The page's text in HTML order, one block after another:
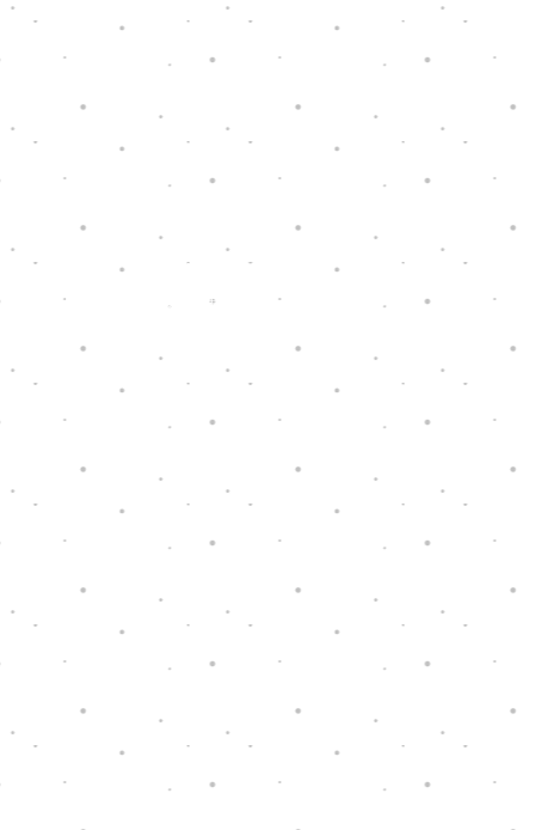
希望之聲為稅務局批准可
根據《稅務條例》第88條